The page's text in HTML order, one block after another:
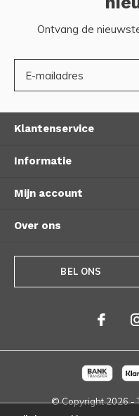
Ontvang de
Klantenservice
Informatie
Mijn account
Over ons
BEL ONS
© Copyright2026-